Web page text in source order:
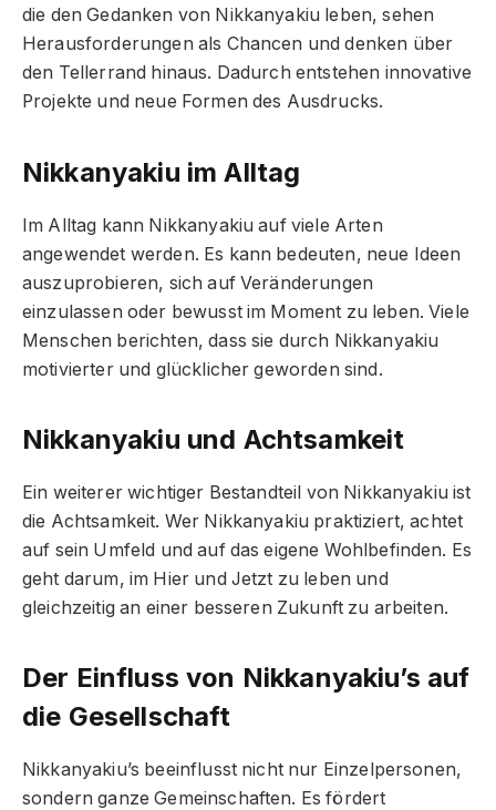
die den Gedanken von Nikkanyakiu leben, sehen
Herausforderungen als Chancen und denken über
den Tellerrand hinaus. Dadurch entstehen innovative
Projekte und neue Formen des Ausdrucks.
Nikkanyakiu im Alltag
Im Alltag kann Nikkanyakiu auf viele Arten
angewendet werden. Es kann bedeuten, neue Ideen
auszuprobieren, sich auf Veränderungen
einzulassen oder bewusst im Moment zu leben. Viele
Menschen berichten, dass sie durch Nikkanyakiu
motivierter und glücklicher geworden sind.
Nikkanyakiu und Achtsamkeit
Ein weiterer wichtiger Bestandteil von Nikkanyakiu ist
die Achtsamkeit. Wer Nikkanyakiu praktiziert, achtet
auf sein Umfeld und auf das eigene Wohlbefinden. Es
geht darum, im Hier und Jetzt zu leben und
gleichzeitig an einer besseren Zukunft zu arbeiten.
Der Einfluss von Nikkanyakiu’s auf
die Gesellschaft
Nikkanyakiu’s beeinflusst nicht nur Einzelpersonen,
sondern ganze Gemeinschaften. Es fördert